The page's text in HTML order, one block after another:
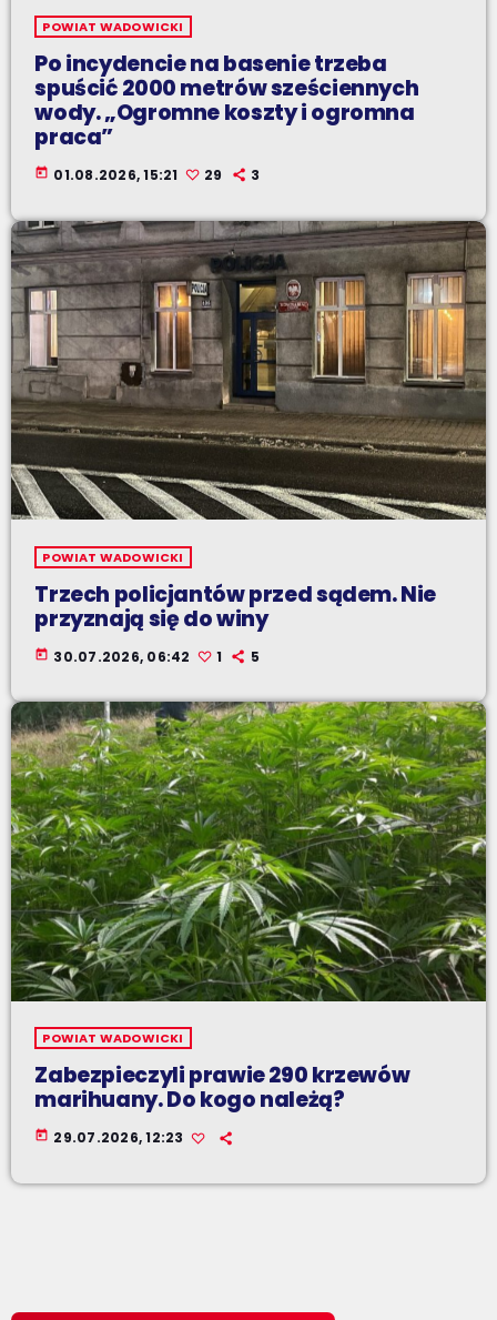
POWIAT WADOWICKI
Po incydencie na basenie trzeba
spuścić 2000 metrów sześciennych
wody. „Ogromne koszty i ogromna
praca”
today 01.08.2026, 15:21 29 3
POWIAT WADOWICKI
Trzech policjantów przed sądem. Nie
przyznają się do winy
today 30.07.2026, 06:42 1 5
POWIAT WADOWICKI
Zabezpieczyli prawie 290 krzewów
marihuany. Do kogo należą?
today 29.07.2026, 12:23